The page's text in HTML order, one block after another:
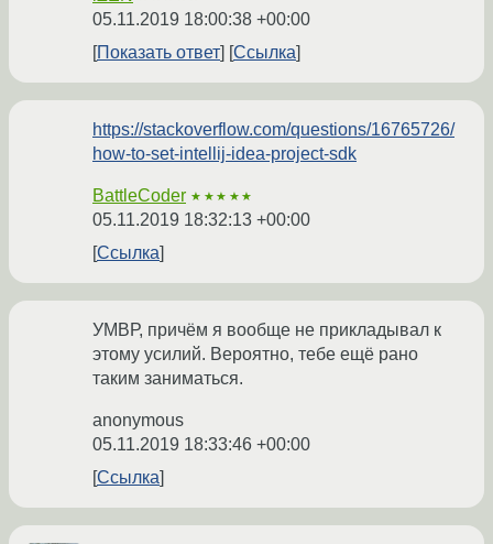
05.11.2019 18:00:38 +00:00
Показать ответ
Ссылка
https://stackoverflow.com/questions/16765726/
how-to-set-intellij-idea-project-sdk
BattleCoder ★★★★★
05.11.2019 18:32:13 +00:00
Ссылка
УМВР, причём я вообще не прикладывал к
этому усилий. Вероятно, тебе ещё рано
таким заниматься.
anonymous
05.11.2019 18:33:46 +00:00
Ссылка